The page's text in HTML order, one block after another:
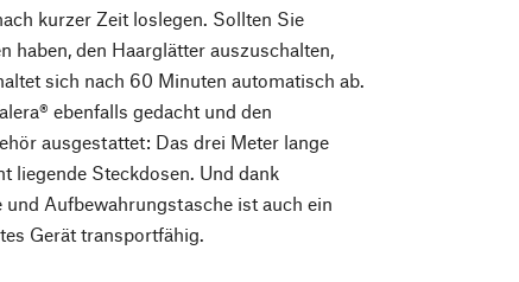
kurzer Zeit loslegen. Sollten Sie
haben, den Haarglätter auszuschalten,
sich nach 60 Minuten automatisch ab.
ebenfalls gedacht und den
ausgestattet: Das drei Meter lange
liegende Steckdosen. Und dank
Aufbewahrungstasche ist auch ein
Gerät transportfähig.